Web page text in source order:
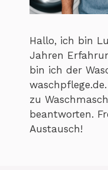
Hallo, ich bin
Jahren
bin ich der
zu
beantworten.
Austausch!